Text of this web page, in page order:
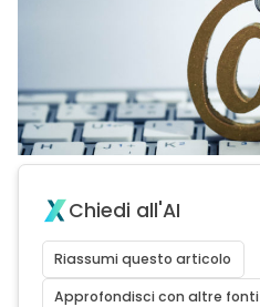
Chiedi all'AI
Riassumi questo articolo
Approfondisci con altre fonti